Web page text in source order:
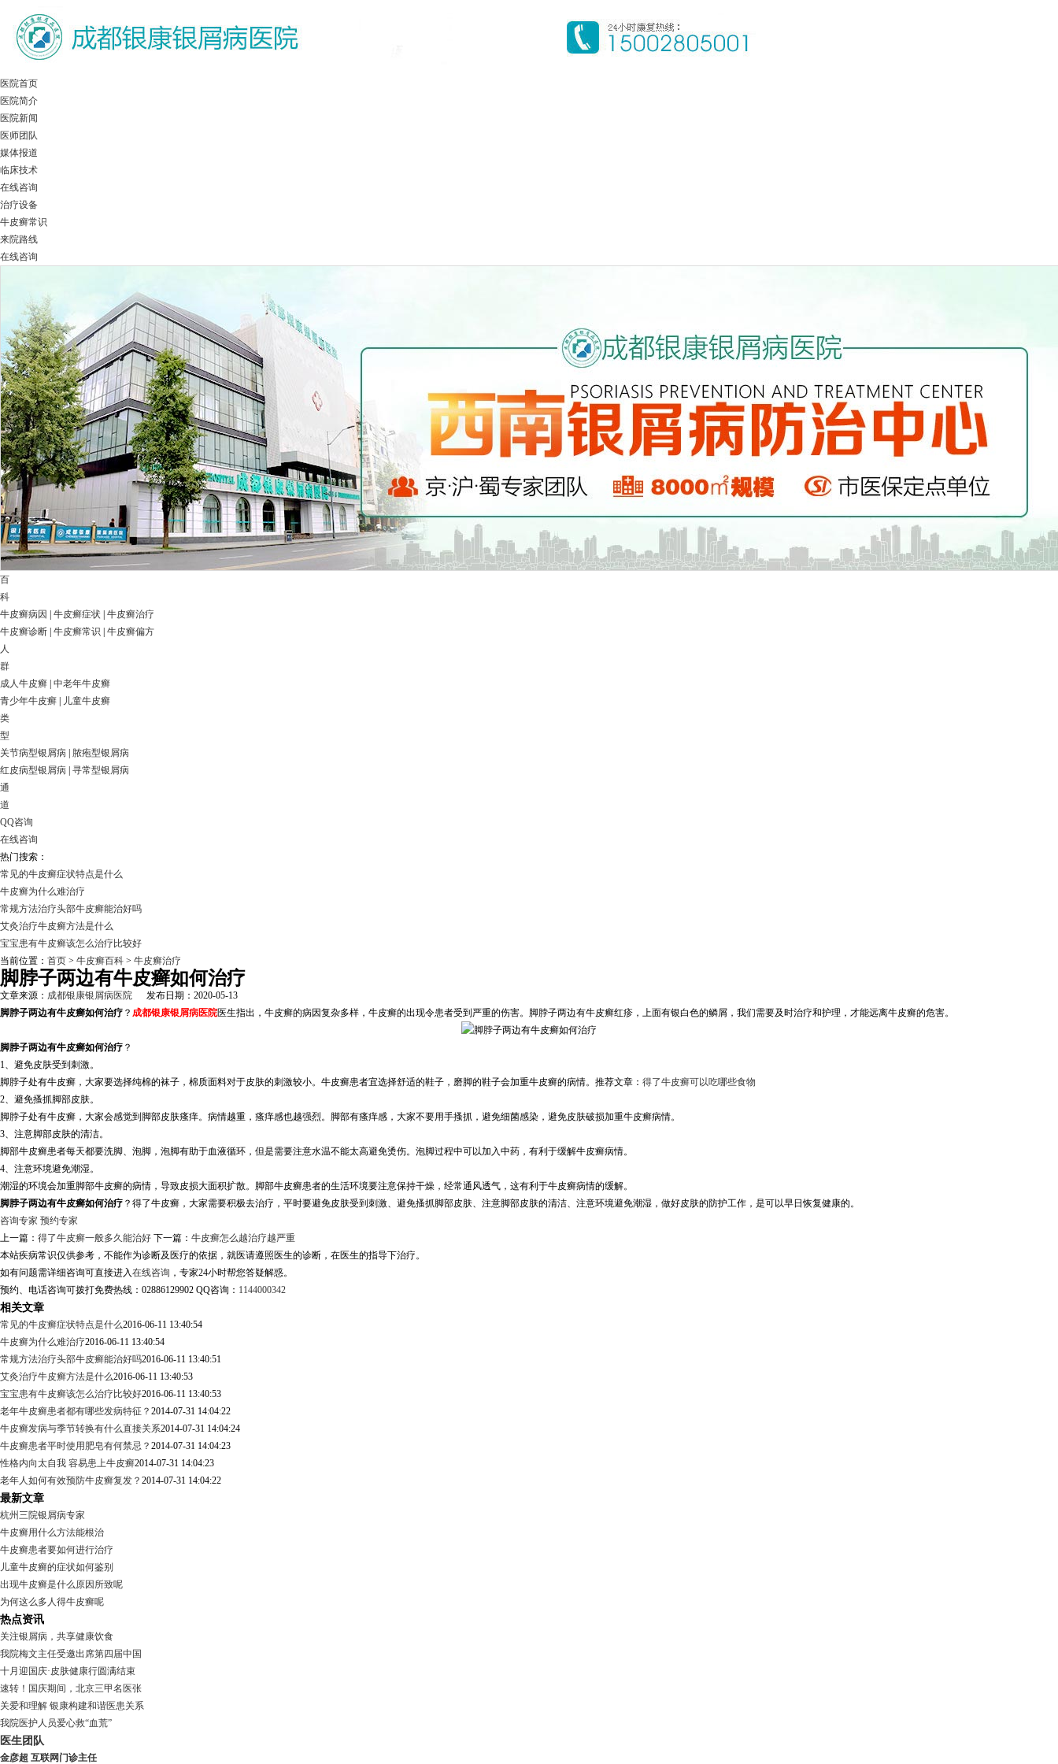
医院首页
医院简介
医院新闻
医师团队
媒体报道
临床技术
在线咨询
治疗设备
牛皮癣常识
来院路线
在线咨询
百
科
牛皮癣病因
牛皮癣症状 牛皮癣治疗
牛皮癣诊断 牛皮癣常识
牛皮癣偏方
人
群
成人牛皮癣 中老年牛皮癣
青少年牛皮癣
儿童牛皮癣
类
型
关节病型银屑病
脓疱型银屑病
红皮病型银屑病 寻常型银屑病
通
道
QQ咨询
在线咨询
热门搜索：
常见的牛皮癣症状特点是什么
牛皮癣为什么难治疗
常规方法治疗头部牛皮癣能治好吗
艾灸治疗牛皮癣方法是什么
宝宝患有牛皮癣该怎么治疗比较好
当前位置： 首页 > 牛皮癣百科 > 牛皮癣治疗
脚脖子两边有牛皮癣如何治疗
文章来源： 成都银康银屑病医院 发布日期：2020-05-13
脚脖子两边有牛皮癣如何治疗 ？ 成都银康银屑病医院医生指出，牛皮癣的病因复杂多样，牛皮癣的出现令患者受到严重的伤害。脚脖子两边有牛皮癣红疹，上面有银白色的鳞屑，我们需要及时治疗和护理，才能远离牛皮癣的危害。
脚脖子两边有牛皮癣如何治疗 ？
1、避免皮肤受到刺激。
脚脖子处有牛皮癣，大家要选择纯棉的袜子，棉质面料对于皮肤的刺激较小。牛皮癣患者宜选择舒适的鞋子，磨脚的鞋子会加重牛皮癣的病情。推荐文章： 得了牛皮癣可以吃哪些食物
2、避免搔抓脚部皮肤。
脚脖子处有牛皮癣，大家会感觉到脚部皮肤瘙痒。病情越重，瘙痒感也越强烈。脚部有瘙痒感，大家不要用手搔抓，避免细菌感染，避免皮肤破损加重牛皮癣病情。
3、注意脚部皮肤的清洁。
脚部牛皮癣患者每天都要洗脚、泡脚，泡脚有助于血液循环，但是需要注意水温不能太高避免烫伤。泡脚过程中可以加入中药，有利于缓解牛皮癣病情。
4、注意环境避免潮湿。
潮湿的环境会加重脚部牛皮癣的病情，导致皮损大面积扩散。脚部牛皮癣患者的生活环境要注意保持干燥，经常通风透气，这有利于牛皮癣病情的缓解。
脚脖子两边有牛皮癣如何治疗 ？得了牛皮癣，大家需要积极去治疗，平时要避免皮肤受到刺激、避免搔抓脚部皮肤、注意脚部皮肤的清洁、注意环境避免潮湿，做好皮肤的防护工作，是可以早日恢复健康的。
咨询专家 预约专家
上一篇： 得了牛皮癣一般多久能治好 下一篇： 牛皮癣怎么越治疗越严重
本站疾病常识仅供参考，不能作为诊断及医疗的依据，就医请遵照医生的诊断，在医生的指导下治疗。
如有问题需详细咨询可直接进入在线咨询 ，专家24小时帮您答疑解惑。
预约、电话咨询可拨打免费热线：02886129902 QQ咨询： 1144000342
相关文章
常见的牛皮癣症状特点是什么2016-06-11 13:40:54
牛皮癣为什么难治疗2016-06-11 13:40:54
常规方法治疗头部牛皮癣能治好吗2016-06-11 13:40:51
艾灸治疗牛皮癣方法是什么2016-06-11 13:40:53
宝宝患有牛皮癣该怎么治疗比较好2016-06-11 13:40:53
老年牛皮癣患者都有哪些发病特征？ 2014-07-31 14:04:22
牛皮癣发病与季节转换有什么直接关系2014-07-31 14:04:24
牛皮癣患者平时使用肥皂有何禁忌？ 2014-07-31 14:04:23
性格内向太自我 容易患上牛皮癣2014-07-31 14:04:23
老年人如何有效预防牛皮癣复发？ 2014-07-31 14:04:22
最新文章
杭州三院银屑病专家
牛皮癣用什么方法能根治
牛皮癣患者要如何进行治疗
儿童牛皮癣的症状如何鉴别
出现牛皮癣是什么原因所致呢
为何这么多人得牛皮癣呢
热点资讯
关注银屑病，共享健康饮食
我院梅文主任受邀出席第四届中国
十月迎国庆·皮肤健康行圆满结束
速转！国庆期间，北京三甲名医张
关爱和理解 银康构建和谐医患关系
我院医护人员爱心救“血荒”
医生团队
金彦超 互联网门诊主任